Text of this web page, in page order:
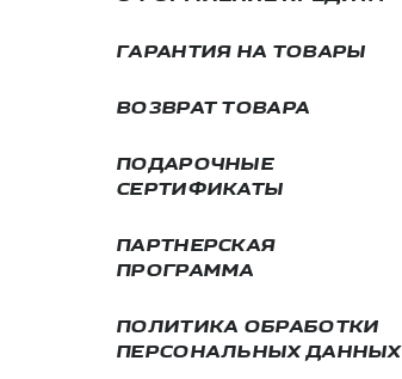
ГАРАНТИЯ НА ТОВАРЫ
ВОЗВРАТ ТОВАРА
ПОДАРОЧНЫЕ
СЕРТИФИКАТЫ
ПАРТНЕРСКАЯ
ПРОГРАММА
ПОЛИТИКА ОБРАБОТКИ
ПЕРСОНАЛЬНЫХ ДАННЫХ